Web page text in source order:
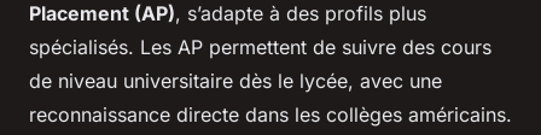
Placement (AP), s’adapte à des profils plus
spécialisés. Les AP permettent de suivre des cours
de niveau universitaire dès le lycée, avec une
reconnaissance directe dans les collèges américains.